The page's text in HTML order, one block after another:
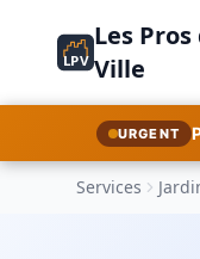
LPV
Les Pros
Ville
URGENT
Services